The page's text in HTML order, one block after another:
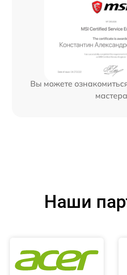
Вы можете
мастера
Наши